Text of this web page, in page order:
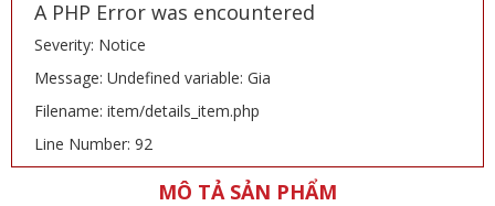
A PHP Error was encountered
Severity: Notice
Message: Undefined variable: Gia
Filename: item/details_item.php
Line Number: 92
MÔ TẢ SẢN PHẨM